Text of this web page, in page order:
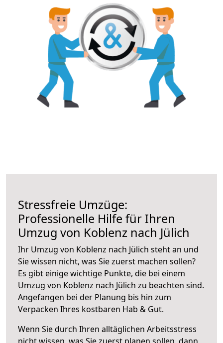
Stressfreie Umzüge:
Professionelle Hilfe für Ihren
Umzug von Koblenz nach Jülich
Ihr Umzug von Koblenz nach Jülich steht an und
Sie wissen nicht, was Sie zuerst machen sollen?
Es gibt einige wichtige Punkte, die bei einem
Umzug von Koblenz nach Jülich zu beachten sind.
Angefangen bei der Planung bis hin zum
Verpacken Ihres kostbaren Hab & Gut.
Wenn Sie durch Ihren alltäglichen Arbeitsstress